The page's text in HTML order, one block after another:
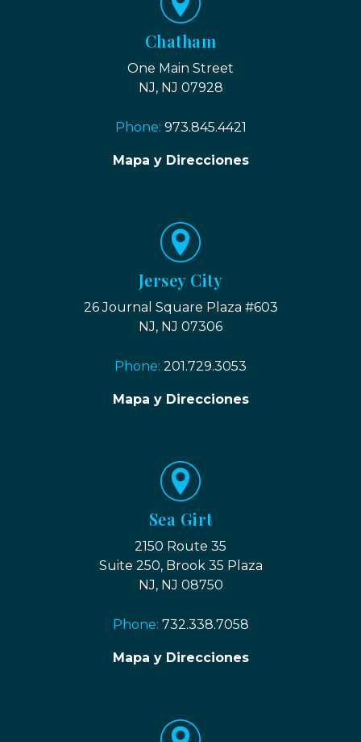
Chatham
One Main Street
NJ, NJ 07928
Phone: 973.845.4421
Mapa y Direcciones
Jersey City
26 Journal Square Plaza #603
NJ, NJ 07306
Phone: 201.729.3053
Mapa y Direcciones
Sea Girt
2150 Route 35
Suite 250, Brook 35 Plaza
NJ, NJ 08750
Phone: 732.338.7058
Mapa y Direcciones